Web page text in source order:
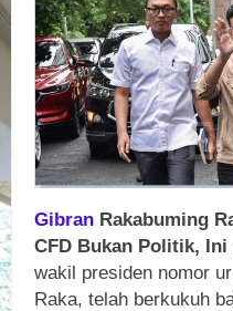
Gibran Rakabuming
CFD Bukan Politik, Ini
wakil presiden nomor
Raka, telah berkukuh